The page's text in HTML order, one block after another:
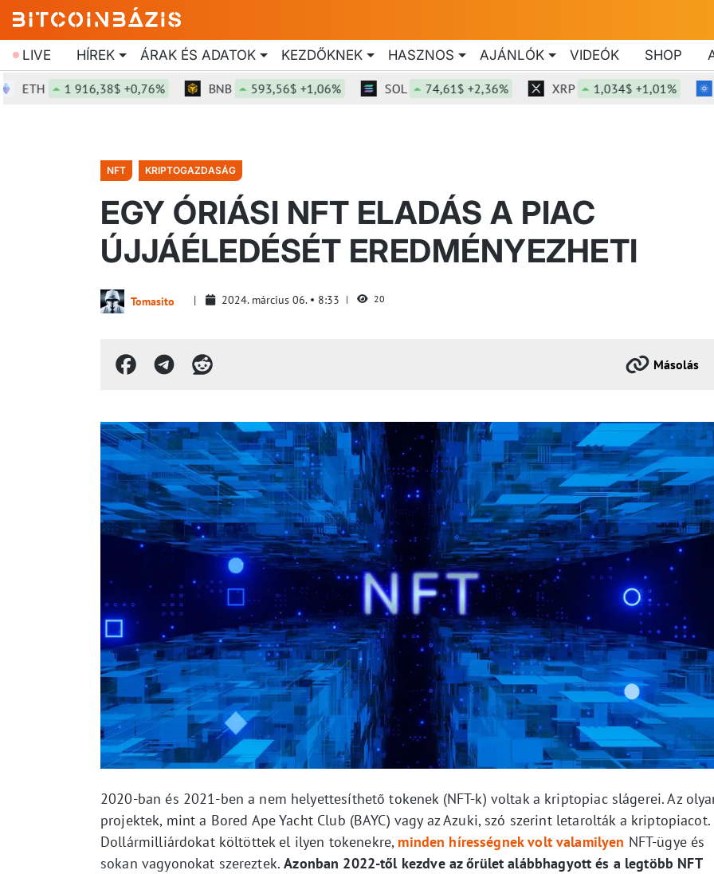
LIVE HÍREK ÁRAK ÉS ADATOK KEZDŐKNEK HASZNOS AJÁNLÓK VIDEÓK SHOP
1 916,38$ +0,76% BNB 593,56$ +1,06% SOL 74,61$ +2,36% XRP 1,034$ +1,01% ADA
NFT KRIPTOGAZDASÁG
EGY ÓRIÁSI NFT ELADÁS A PIAC
ÚJJÁÉLEDÉSÉT EREDMÉNYEZHETI
Tomasito 2024. március 06. 8:33 20
Másolás
2020-ban és 2021-ben a nem helyettesíthető tokenek (NFT-k) voltak a kriptopiac slágerei. Az
projektek, mint a Bored Ape Yacht Club (BAYC) vagy az Azuki, szó szerint letarolták a kriptopiacot.
Dollármilliárdokat költöttek el ilyen tokenekre, minden hírességnek volt valamilyen NFT-ügye és
sokan vagyonokat szereztek.Azonban 2022-től kezdve az őrület alábbhagyott és a legtöbb NFT